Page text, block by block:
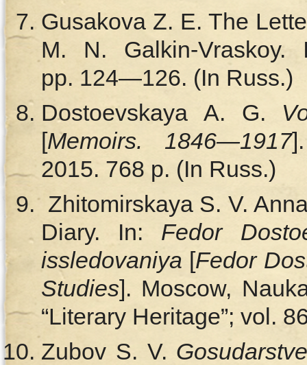
Gusakova Z. E. The
M. N. Galkin-
pp. 124—126. (In Russ.)
Dostoevskaya A. G.
[Memoirs. 1846—1917
2015. 768 p. (In Russ.)
Zhitomirskaya S. V.
Diary. In: Fedor
issledovaniya [Fedor
Studies]. Moscow,
“Literary Heritage”; vol.
Zubov S. V.